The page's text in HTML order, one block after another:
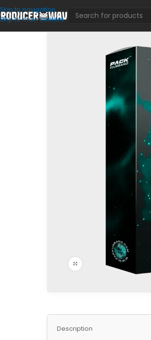
Skip to navigation
Skip to main content
Click to enlarge
Description